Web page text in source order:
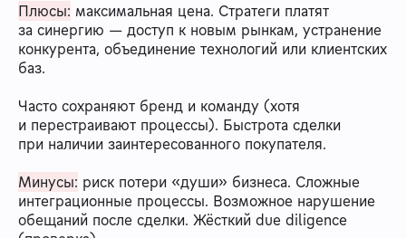
Плюсы: максимальная цена. Стратеги платят
за синергию — доступ к новым рынкам, устранение
конкурента, объединение технологий или клиентских
баз.
Часто сохраняют бренд и команду (хотя
и перестраивают процессы). Быстрота сделки
при наличии заинтересованного покупателя.
Минусы: риск потери «души» бизнеса. Сложные
интеграционные процессы. Возможное нарушение
обещаний после сделки. Жёсткий due diligence